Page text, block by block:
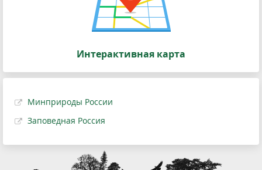
Интерактивная карта
Минприроды России
Заповедная Россия